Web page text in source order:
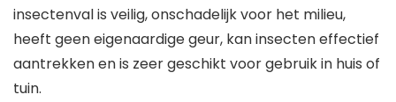
insectenval is veilig, onschadelijk voor het milieu,
heeft geen eigenaardige geur, kan insecten effectief
aantrekken en is zeer geschikt voor gebruik in huis of
tuin.